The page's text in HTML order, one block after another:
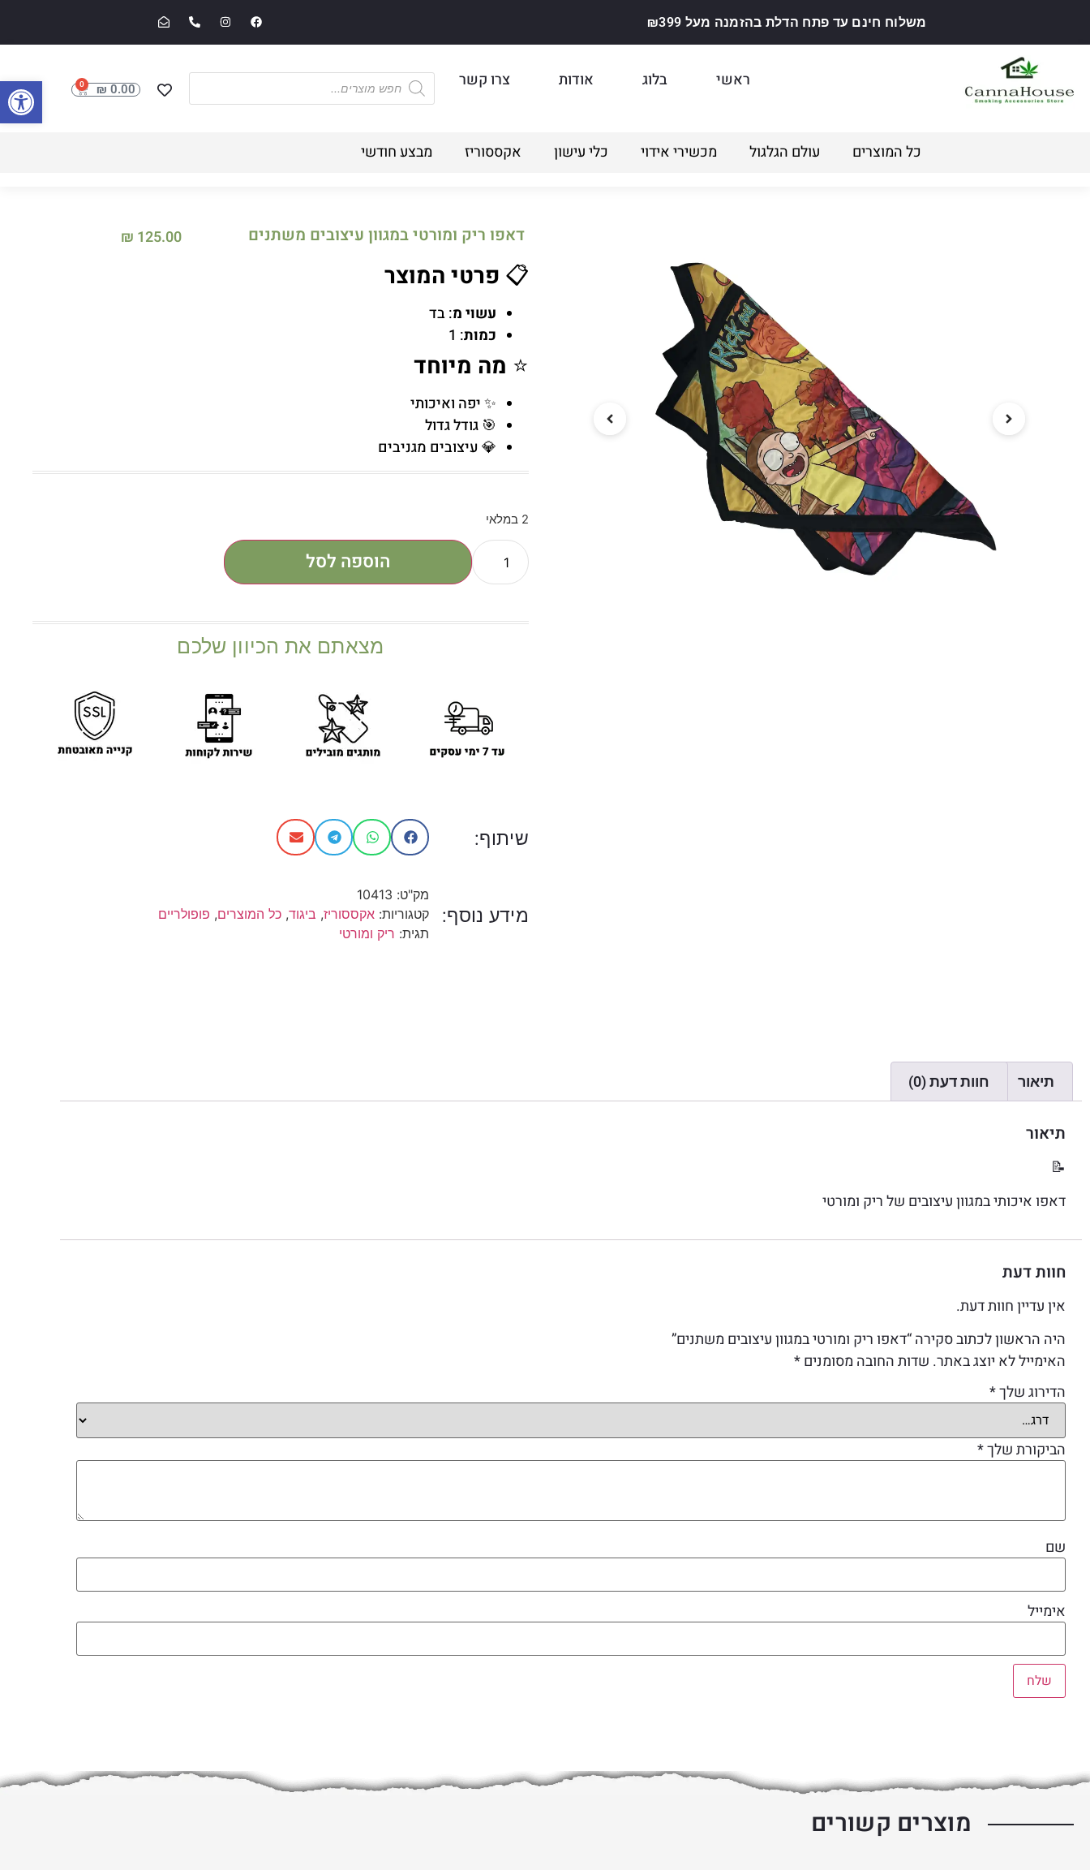
משלוח חינם עד פתח הדלת בהזמנה מעל ₪399
ראשי בלוג אודות צרו קשר ₪ 0.00
0
כל המוצרים עולם הגלגול מכשירי אידוי כלי עישון אקססוריז מבצע חודשי
דאפו ריק ומורטי במגוון עיצובים משתנים ₪ 125.00
📋 פרטי המוצר
עשוי מ: בד
כמות: 1
⭐ מה מיוחד
✨ יפה ואיכותי
🎯 גודל גדול
💎 עיצובים מגניבים
2 במלאי
הוספה לסל
מצאתם את הכיוון שלכם
שיתוף:
מידע נוסף:
מק"ט: 10413
קטגוריות: אקססוריז, ביגוד, כל המוצרים, פופולריים
תגית: ריק ומורטי
תיאור חוות דעת (0)
תיאור
📝
דאפו איכותי במגוון עיצובים של ריק ומורטי
חוות דעת
אין עדיין חוות דעת.
היה הראשון לכתוב סקירה “דאפו ריק ומורטי במגוון עיצובים משתנים”
האימייל לא יוצג באתר. שדות החובה מסומנים*
הדירוג שלך*
הביקורת שלך*
שם
אימייל
מוצרים קשורים
פתח